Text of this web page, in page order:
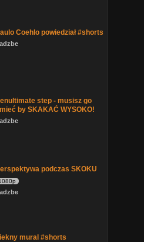
Coehlo powiedział #shorts
step - musisz go
by SKAKAĆ WYSOKO!
podczas SKOKU
mural #shorts